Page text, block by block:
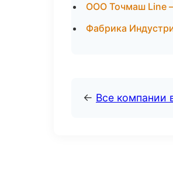
ООО Точмаш Line
Фабрика
← Все компании